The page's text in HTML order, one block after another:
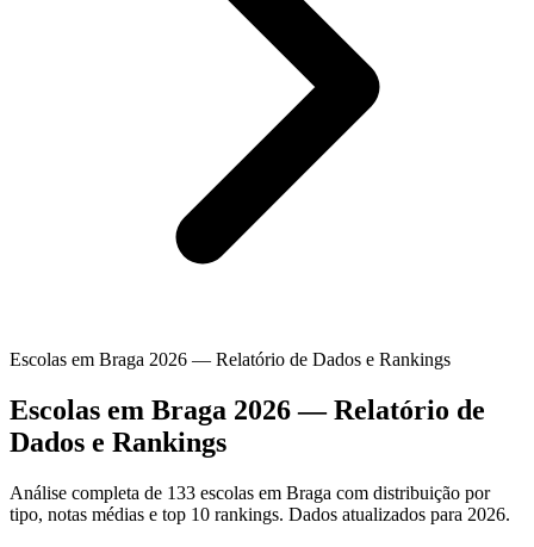
Escolas em Braga 2026 — Relatório de Dados e Rankings
Escolas em Braga 2026 — Relatório de
Dados e Rankings
Análise completa de 133 escolas em Braga com distribuição por
tipo, notas médias e top 10 rankings. Dados atualizados para 2026.